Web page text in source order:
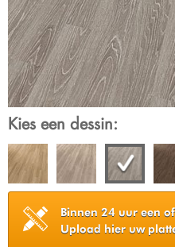
Kies een dessin:
Binnen 24 uur een
Upload hier uw